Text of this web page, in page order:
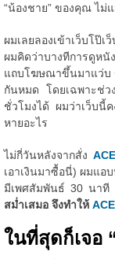
“น้องชาย” ของคุณ ไม่
ผมเลยลองเข้าเว็บโป๊
ผมคิดว่าบางทีการดูห
แถบโฆษณาขึ้นมาแว่บ
กันหมด โดยเฉพาะช่ว
ชั่วโมงได้ ผมว่าเว็บนี้
หายอะไร
ไม่กี่วันหลังจากสั่งACE
เอาเงินมาซื้อนี่) ผมแอ
มีเพศสัมพันธ์ 30 นาที
สม่ำเสมอ จึงทำให้ ACE
ในที่สุดก็เจอ